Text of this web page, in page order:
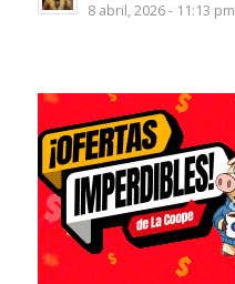
8 abril, 2026 - 11:13 pm